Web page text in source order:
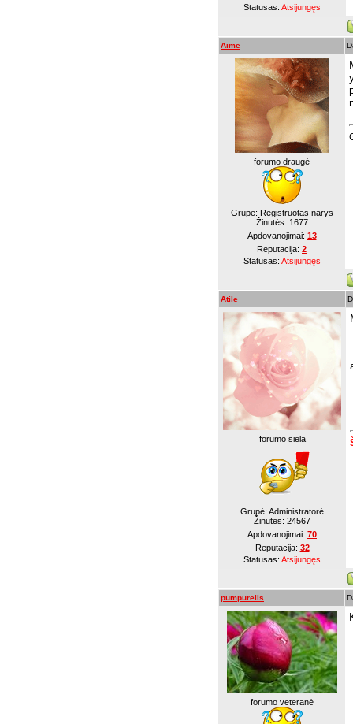
Statusas: Atsijungęs
Aime
forumo draugė
Grupė: Registruotas narys
Žinutės: 1677
Apdovanojimai: 13
Reputacija: 2
Statusas: Atsijungęs
Atile
forumo siela
Grupė: Administratorė
Žinutės: 24567
Apdovanojimai: 70
Reputacija: 32
Statusas: Atsijungęs
pumpurelis
forumo veteranė